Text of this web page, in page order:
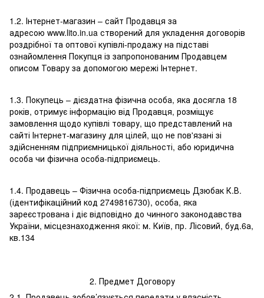
1.2. Інтернет-магазин – сайт Продавця за
адресою www.lito.in.ua створений для укладення договорів
роздрібної та оптової купівлі-продажу на підставі
ознайомлення Покупця із запропонованим Продавцем
описом Товару за допомогою мережі Інтернет.
1.3. Покупець – дієздатна фізична особа, яка досягла 18
років, отримує інформацію від Продавця, розміщує
замовлення щодо купівлі товару, що представлений на
сайті Інтернет-магазину для цілей, що не пов'язані зі
здійсненням підприємницької діяльності, або юридична
особа чи фізична особа-підприємець.
1.4. Продавець – Фізична особа-підприємець Дзюбак К.В.
(ідентифікаційний код 2749816730), особа, яка
зареєстрована і діє відповідно до чинного законодавства
України, місцезнаходження якої: м. Київ, пр. Лісовий, буд.6а,
кв.134
2. Предмет Договору